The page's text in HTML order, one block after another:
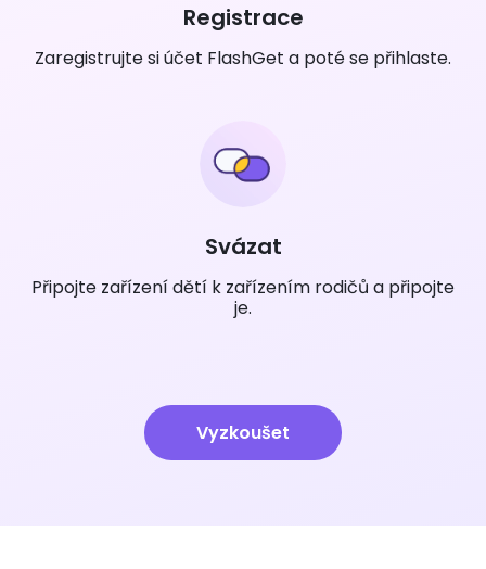
Registrace
Zaregistrujte si účet FlashGet a poté se přihlaste.
Svázat
Připojte zařízení dětí k zařízením rodičů a připojte
je.
Vyzkoušet